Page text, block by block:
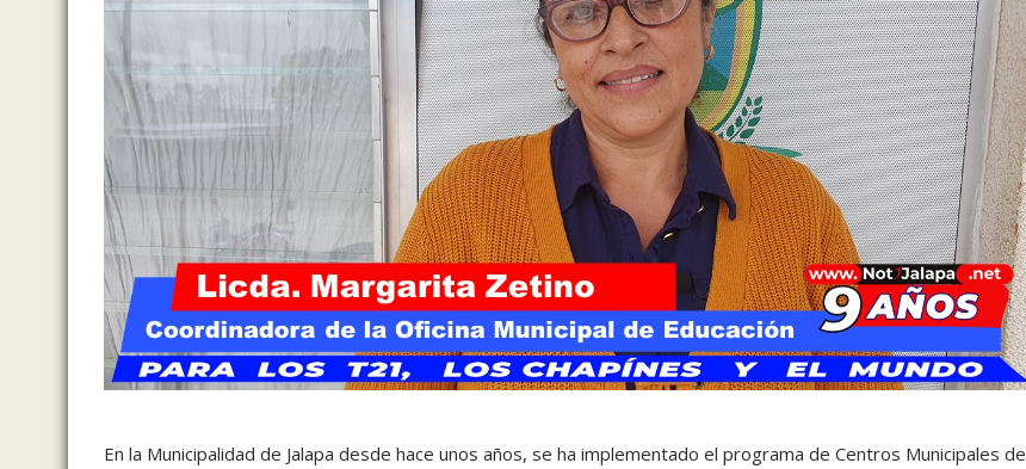
En la Municipalidad de Jalapa desde hace unos años, se ha implementado el programa de Centros Municipales de